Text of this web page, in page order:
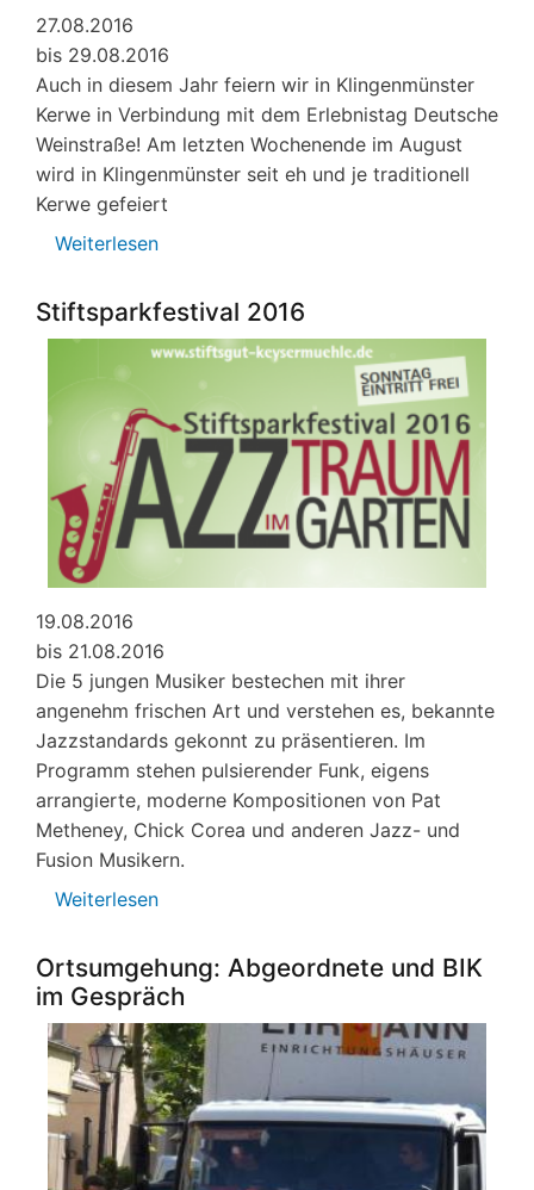
27.08.2016
bis 29.08.2016
Auch in diesem Jahr feiern wir in Klingenmünster
Kerwe in Verbindung mit dem Erlebnistag Deutsche
Weinstraße! Am letzten Wochenende im August
wird in Klingenmünster seit eh und je traditionell
Kerwe gefeiert
Weiterlesen
Stiftsparkfestival 2016
19.08.2016
bis 21.08.2016
Die 5 jungen Musiker bestechen mit ihrer
angenehm frischen Art und verstehen es, bekannte
Jazzstandards gekonnt zu präsentieren. Im
Programm stehen pulsierender Funk, eigens
arrangierte, moderne Kompositionen von Pat
Metheney, Chick Corea und anderen Jazz- und
Fusion Musikern.
Weiterlesen
2016
Ortsumgehung: Abgeordnete und BIK
im Gespräch